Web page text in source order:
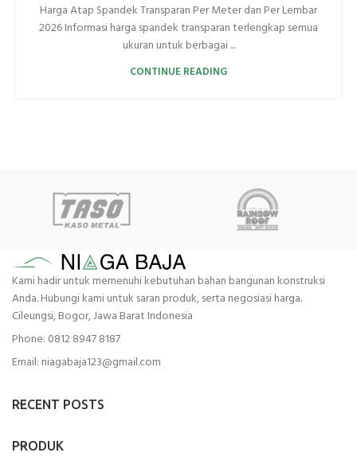
Harga Atap Spandek Transparan Per Meter dan Per Lembar
2026 Informasi harga spandek transparan terlengkap semua
ukuran untuk berbagai ...
CONTINUE READING
Kami hadir untuk memenuhi kebutuhan bahan bangunan konstruksi
Anda. Hubungi kami untuk saran produk, serta negosiasi harga.
Cileungsi, Bogor, Jawa Barat Indonesia
Phone: 0812 8947 8187
Email: niagabaja123@gmail.com
RECENT POSTS
PRODUK